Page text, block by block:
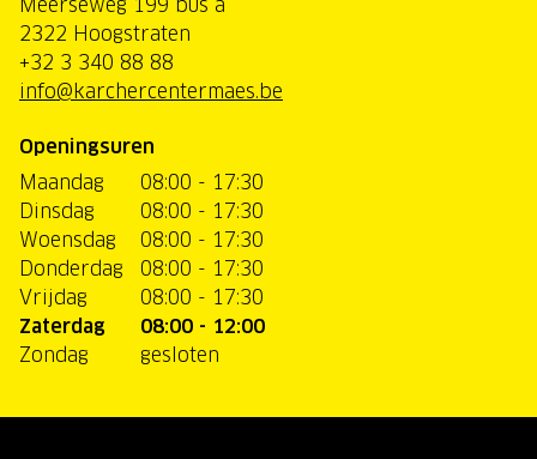
2322 Hoogstraten
+32 3 340 88 88
info@karchercentermaes.be
Openingsuren
Maandag
08:00 - 17:30
Dinsdag
08:00 - 17:30
Woensdag
08:00 - 17:30
Donderdag
08:00 - 17:30
Vrijdag
08:00 - 17:30
Zaterdag
08:00 - 12:00
Zondag
gesloten